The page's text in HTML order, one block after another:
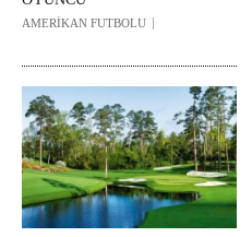
AMERİKAN FUTBOLU